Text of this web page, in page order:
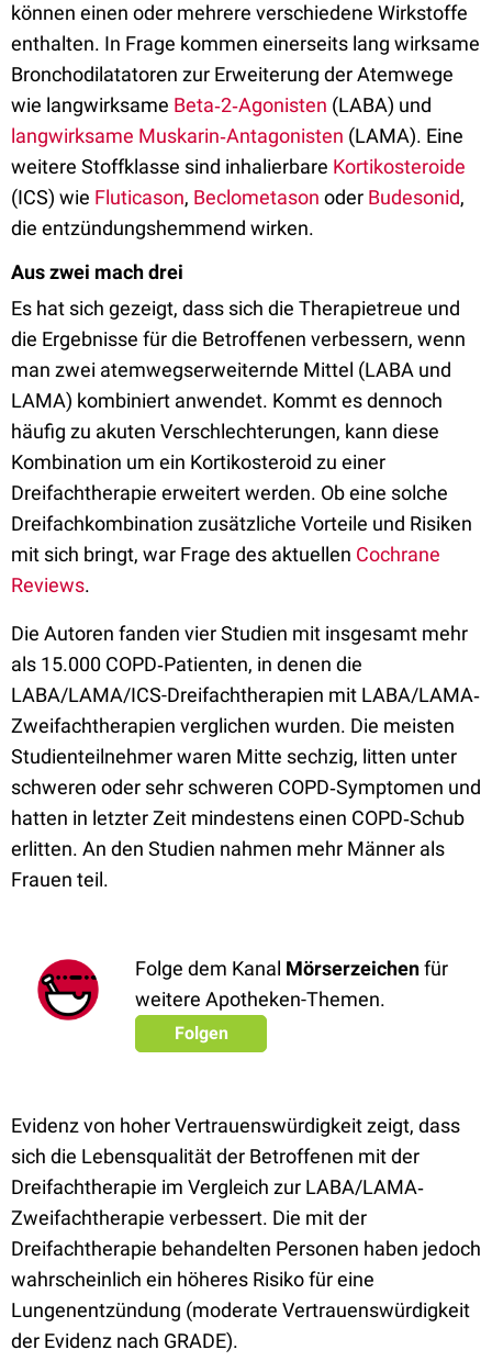
können einen oder mehrere verschiedene Wirkstoffe
enthalten. In Frage kommen einerseits lang wirksame
Bronchodilatatoren zur Erweiterung der Atemwege
wie langwirksame Beta‐2‐Agonisten (LABA) und
langwirksame Muskarin‐Antagonisten (LAMA). Eine
weitere Stoffklasse sind inhalierbare Kortikosteroide
(ICS) wie Fluticason, Beclometason oder Budesonid,
die entzündungshemmend wirken.
Aus zwei mach drei
Es hat sich gezeigt, dass sich die Therapietreue und
die Ergebnisse für die Betroffenen verbessern, wenn
man zwei atemwegserweiternde Mittel (LABA und
LAMA) kombiniert anwendet. Kommt es dennoch
häufig zu akuten Verschlechterungen, kann diese
Kombination um ein Kortikosteroid zu einer
Dreifachtherapie erweitert werden. Ob eine solche
Dreifachkombination zusätzliche Vorteile und Risiken
mit sich bringt, war Frage des aktuellen Cochrane
Reviews.
Die Autoren fanden vier Studien mit insgesamt mehr
als 15.000 COPD‐Patienten, in denen die
LABA/LAMA/ICS-Dreifachtherapien mit LABA/LAMA‐
Zweifachtherapien verglichen wurden. Die meisten
Studienteilnehmer waren Mitte sechzig, litten unter
schweren oder sehr schweren COPD‐Symptomen und
hatten in letzter Zeit mindestens einen COPD‐Schub
erlitten. An den Studien nahmen mehr Männer als
Frauen teil.
Folge dem Kanal Mörserzeichenfür
weitere Apotheken-Themen.
Folgen
Evidenz von hoher Vertrauenswürdigkeit zeigt, dass
sich die Lebensqualität der Betroffenen mit der
Dreifachtherapie im Vergleich zur LABA/LAMA‐
Zweifachtherapie verbessert. Die mit der
Dreifachtherapie behandelten Personen haben jedoch
wahrscheinlich ein höheres Risiko für eine
Lungenentzündung (moderate Vertrauenswürdigkeit
der Evidenz nach GRADE).